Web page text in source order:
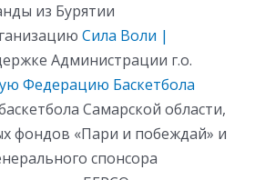
из Бурятии
Сила Воли |
Администрации г.о.
Федерацию Баскетбола
Самарской области,
фондов «Пари и побеждай» и
спонсора